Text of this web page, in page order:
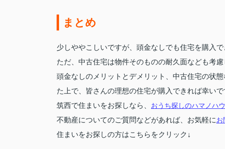
まとめ
少しややこしいですが、頭金なしでも住宅を購入で
ただ、中古住宅は物件そのものの耐久面なども考
頭金なしのメリットとデメリット、中古住宅の状
た上で、皆さんの理想の住宅が購入できれば幸いで
筑西で住まいをお探しなら、 おうち探しのハマノハ
不動産についてのご質問などがあれば、お気軽にお
住まいをお探しの方はこちらをクリック↓